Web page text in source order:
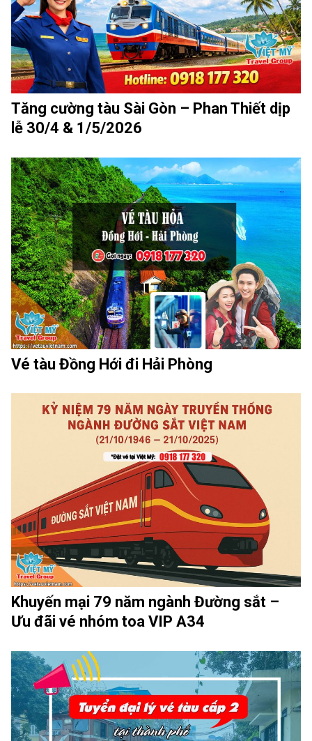
Tăng cường tàu Sài Gòn – Phan Thiết dịp
lễ 30/4 & 1/5/2026
Vé tàu Đồng Hới đi Hải Phòng
Khuyến mại 79 năm ngành Đường sắt –
Ưu đãi vé nhóm toa VIP A34